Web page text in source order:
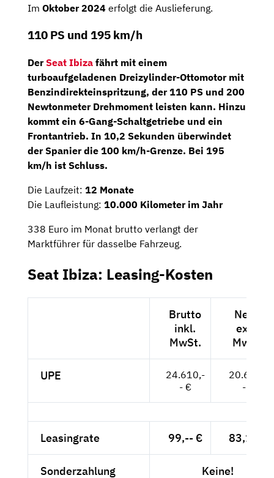
Im Oktober 2024 erfolgt die Auslieferung.
110 PS und 195 km/h
DerSeat Ibiza fährt mit einem
turboaufgeladenen Dreizylinder-Ottomotormit
Benzindirekteinspritzung, der110 PS und 200
Newtonmeter Drehmoment leisten kann. Hinzu
kommt ein 6-Gang-Schaltgetriebe und ein
Frontantrieb. In 10,2 Sekunden überwindet
der Spanier die 100 km/h-Grenze. Bei 195
km/h ist Schluss.
Die Laufzeit: 12 Monate
Die Laufleistung: 10.000 Kilometer im Jahr
338 Euro im Monat brutto verlangt der
Marktführer für dasselbe Fahrzeug.
Seat Ibiza: Leasing-Kosten
Brutto
inkl.
MwSt.
Netto
exkl.
MwSt.
UPE
24.610,-
- €
20.681,-
- €
Leasingrate 99,-- € 83,19 €
Sonderzahlung Keine!